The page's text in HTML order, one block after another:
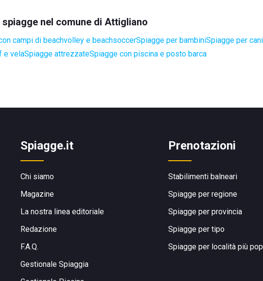
nel comune di Attigliano
campi di beachvolley e beachsoccerSpiagge per bambiniSpiagge per cani
e velaSpiagge attrezzateSpiagge con piscina e posto barca
Spiagge.it
Chi siamo
Magazine
La nostra linea editoriale
Redazione
F.A.Q.
Gestionale Spiaggia
Prenotazioni
Stabilimenti balneari
Spiagge per regione
Spiagge per provincia
Spiagge per tipo
Spiagge per località più